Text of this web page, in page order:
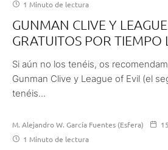
1 Minuto de lectura
GUNMAN CLIVE Y LEAGUE
GRATUITOS POR TIEMPO
Si aún no los tenéis, os
Gunman Clive y League of Evil (el
tenéis...
M. Alejandro W. García Fuentes (Esfera)
1 Minuto de lectura